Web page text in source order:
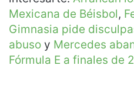
Mexicana de Béisbol,
Gimnasia pide
abuso y Mercedes
Fórmula E a finales de